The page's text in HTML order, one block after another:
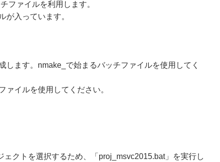
ファイルを利用します。
が入っています。
ます。nmake_で始まるバッチファイルを使用してく
イルを使用してください。
クトを選択するため、「proj_msvc2015.bat」を実行し